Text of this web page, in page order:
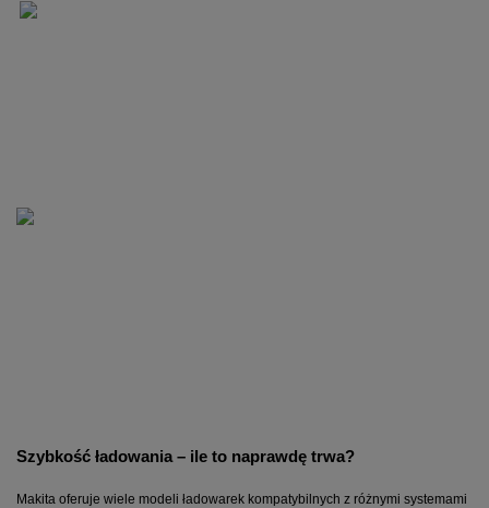
Szybkość ładowania – ile to naprawdę trwa?
Makita oferuje wiele modeli ładowarek kompatybilnych z różnymi systemami